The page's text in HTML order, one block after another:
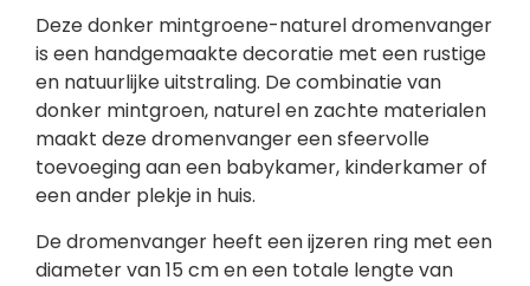
Deze donker mintgroene-naturel dromenvanger
is een handgemaakte decoratie met een rustige
en natuurlijke uitstraling. De combinatie van
donker mintgroen, naturel en zachte materialen
maakt deze dromenvanger een sfeervolle
toevoeging aan een babykamer, kinderkamer of
een ander plekje in huis.
De dromenvanger heeft een ijzeren ring met een
diameter van 15 cm en een totale lengte van